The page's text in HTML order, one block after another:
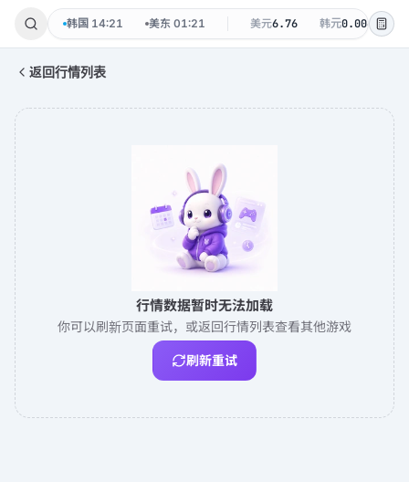
周五 韩国 14:21 美东 01:21 美元6.76 韩元0.0048
返回行情列表
行情数据暂时无法加载
你可以刷新页面重试，或返回行情列表查看其他游戏
刷新重试